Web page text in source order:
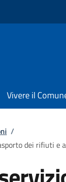
Vivere il
/
dei rifiuti e